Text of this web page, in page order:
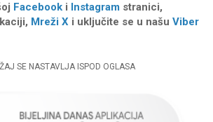
Facebook i Instagram stranici,
Mreži X i uključite se u našu Viber
SE NASTAVLJA ISPOD OGLASA